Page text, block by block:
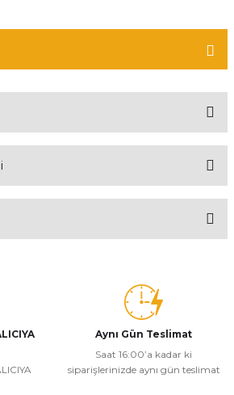
teşekkür ederiz.
veya görüntülenemiyor.
bilgiler bulunuyor.
bulunuyor.
Aynı Gün Teslimat
Saat 16:00’a kadar ki
siparişlerinizde aynı gün teslimat